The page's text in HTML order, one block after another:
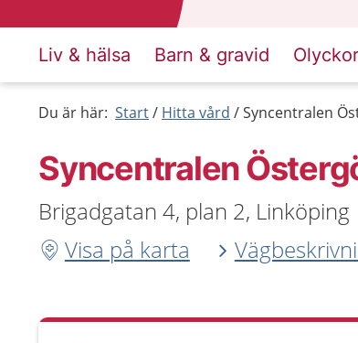
Liv & hälsa Barn & gravid
Du är här: Start Hitta vård Syncentralen
Syncentralen
Brigadgatan 4, plan 2, Linköping
Visa på karta